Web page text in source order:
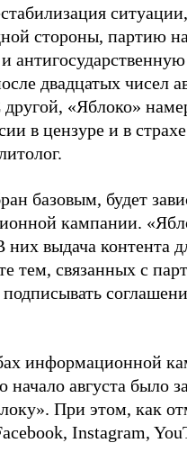
стороны, партию
двадцатых чисел
«Яблоко»
в цензуре и в
базовым, будет
кампании.
них выдача контента
тем, связанных с
информационной
августа было
При этом, как
Instagram,